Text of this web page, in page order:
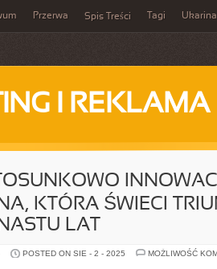
Przerwa Spis Treści Tagi Ukarina
I REKLAMA
KTÓRA ŚWIECI
LAT
POSTED ON SIE - 2 - 2025 MOŻLIWOŚĆ